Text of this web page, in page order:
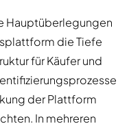
Hauptüberlegungen
die Tiefe
für Käufer und
der Plattform
In mehreren